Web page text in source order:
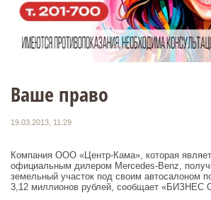
Ваше право
19.03.2013, 11:29
Компания ООО «Центр-Кама», которая
официальным дилером Mercedes-Benz,
земельный участок под своим автосалоном
3,12 миллионов рублей, сообщает «БИЗНЕС